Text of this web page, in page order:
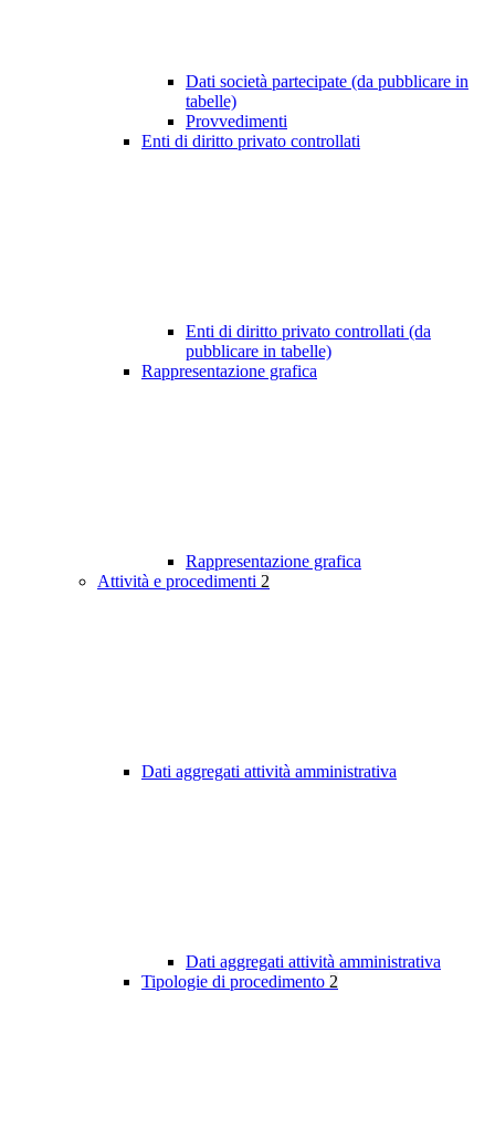
Dati società partecipate (da pubblicare in
tabelle)
Provvedimenti
Enti di diritto privato controllati
Enti di diritto privato controllati (da
pubblicare in tabelle)
Rappresentazione grafica
Rappresentazione grafica
Attività e procedimenti 2
Dati aggregati attività amministrativa
Dati aggregati attività amministrativa
Tipologie di procedimento 2